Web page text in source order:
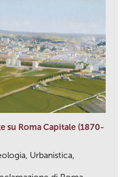
su Roma Capitale (1870-
Urbanistica,